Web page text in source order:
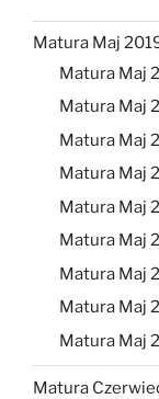
Matura Maj
Matura Maj
Matura Maj
Matura Maj
Matura Maj
Matura Maj
Matura Maj
Matura Maj
Matura Maj
Matura Maj
Matura